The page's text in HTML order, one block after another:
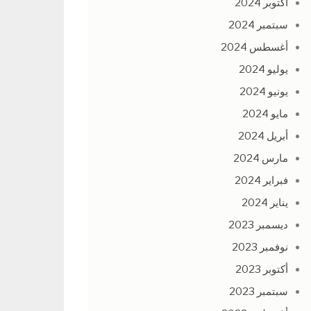
أكتوبر 2024
سبتمبر 2024
أغسطس 2024
يوليو 2024
يونيو 2024
مايو 2024
أبريل 2024
مارس 2024
فبراير 2024
يناير 2024
ديسمبر 2023
نوفمبر 2023
أكتوبر 2023
سبتمبر 2023